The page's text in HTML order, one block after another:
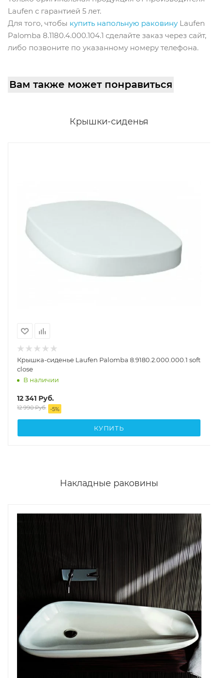
Laufen с гарантией 5 лет.
Для того, чтобы купить напольную раковину Laufen
Palomba 8.1180.4.000.104.1 cделайте заказ через сайт,
либо позвоните по указанному номеру телефона.
Вам также может понравиться
Крышки-сиденья
Крышка-сиденье Laufen Palomba 8.9180.2.000.000.1 soft
close
В наличии
12 341 Руб.
12 990Руб. -5%
КУПИТЬ
Накладные раковины